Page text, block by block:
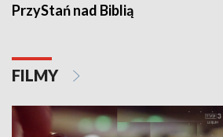
PrzyStań nad Biblią
FILMY